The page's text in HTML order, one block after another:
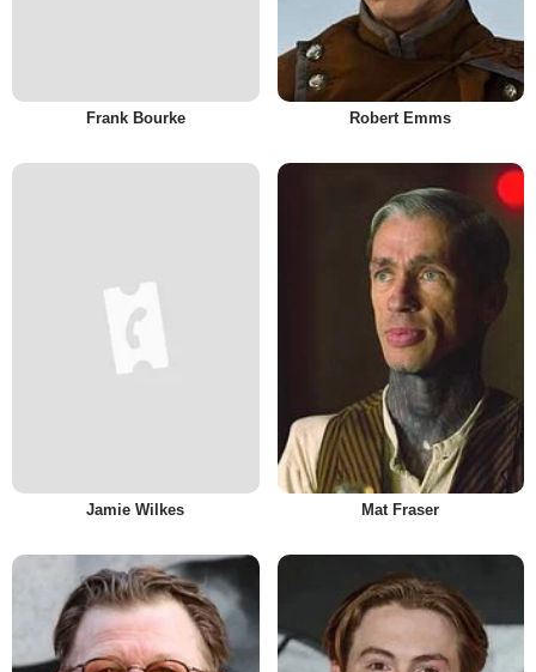
Frank Bourke Robert Emms
Jamie Wilkes Mat Fraser